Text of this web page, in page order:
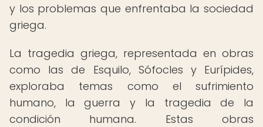
y los problemas que enfrentaba la sociedad
griega.
La tragedia griega, representada en obras
como las de Esquilo, Sófocles y Eurípides,
exploraba temas como el sufrimiento
humano, la guerra y la tragedia de la
condición humana. Estas obras